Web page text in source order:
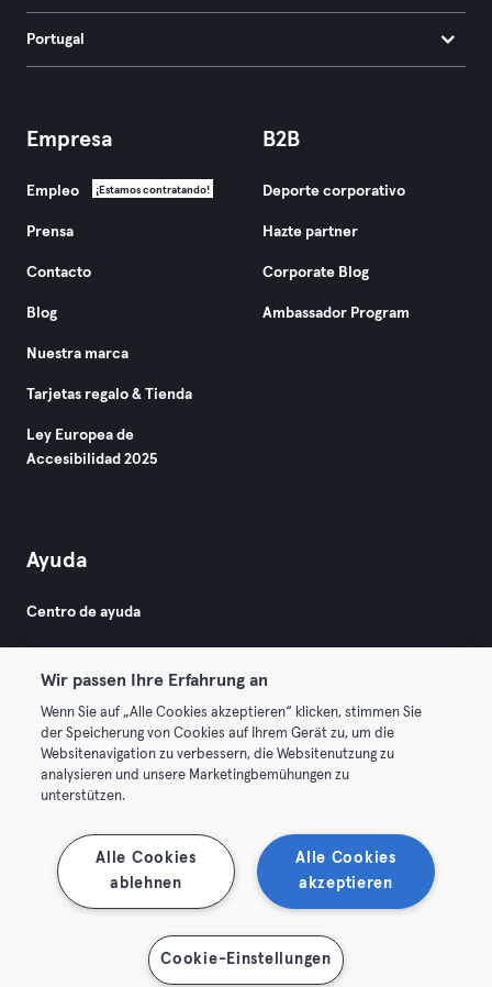
Portugal
Empresa
Empleo ¡Estamos contratando!
Prensa
Contacto
Blog
Nuestra marca
Tarjetas regalo & Tienda
Ley Europea de
Accesibilidad 2025
B2B
Deporte corporativo
Hazte partner
Corporate Blog
Ambassador Program
Ayuda
Centro de ayuda
© 2026 Urban Sports Group GmbH. All rights reserved.
Términos y condiciones
Rescindir contratos aquí Desistir de contratos aquí
Wir passen Ihre Erfahrung an
Wenn Sie auf „Alle Cookies akzeptieren“ klicken, stimmen Sie
der Speicherung von Cookies auf Ihrem Gerät zu, um die
Websitenavigation zu verbessern, die Websitenutzung zu
analysieren und unsere Marketingbemühungen zu
unterstützen.
Alle Cookies
akzeptieren
Alle Cookies
ablehnen
Cookie-Einstellungen